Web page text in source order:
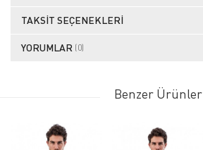
TAKSIT SEÇENEKLERI
YORUMLAR (0)
Benzer Ürünler